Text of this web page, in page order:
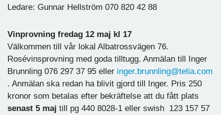
Ledare: Gunnar Hellström 070 820 42 88
Vinprovning fredag 12 maj kl 17
Välkommen till vår lokal Albatrossvägen 76.
Rosévinsprovning med goda tilltugg. Anmälan till Inger
Brunnling 076 297 37 95 eller inger.brunnling@telia.com
. Anmälan ska redan ha blivit gjord till Inger. Pris 250
kronor som betalas efter bekräftelse att du fått plats
senast 5 maj till pg 440 8028-1 eller swish 123 157 57